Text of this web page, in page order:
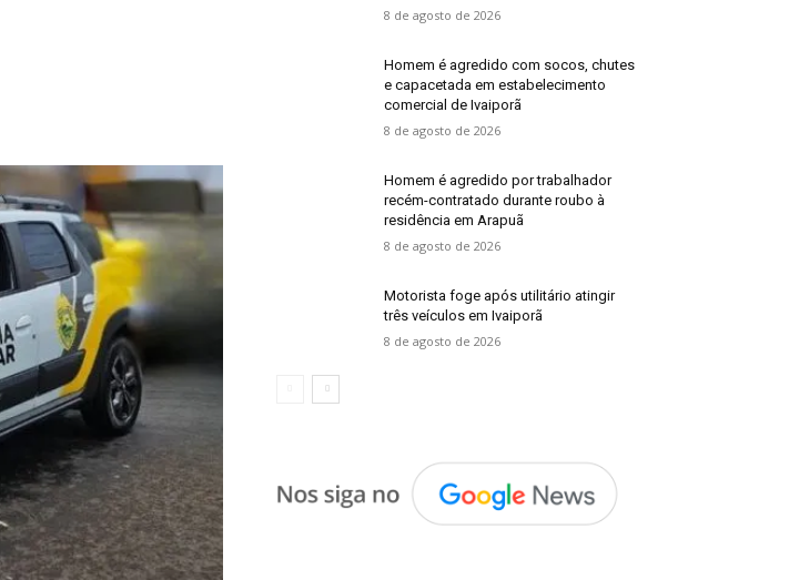
8 de agosto de 2026
Homem é agredido com socos, chutes
e capacetada em estabelecimento
comercial de Ivaiporã
8 de agosto de 2026
Homem é agredido por trabalhador
recém-contratado durante roubo à
residência em Arapuã
8 de agosto de 2026
Motorista foge após utilitário atingir
três veículos em Ivaiporã
8 de agosto de 2026